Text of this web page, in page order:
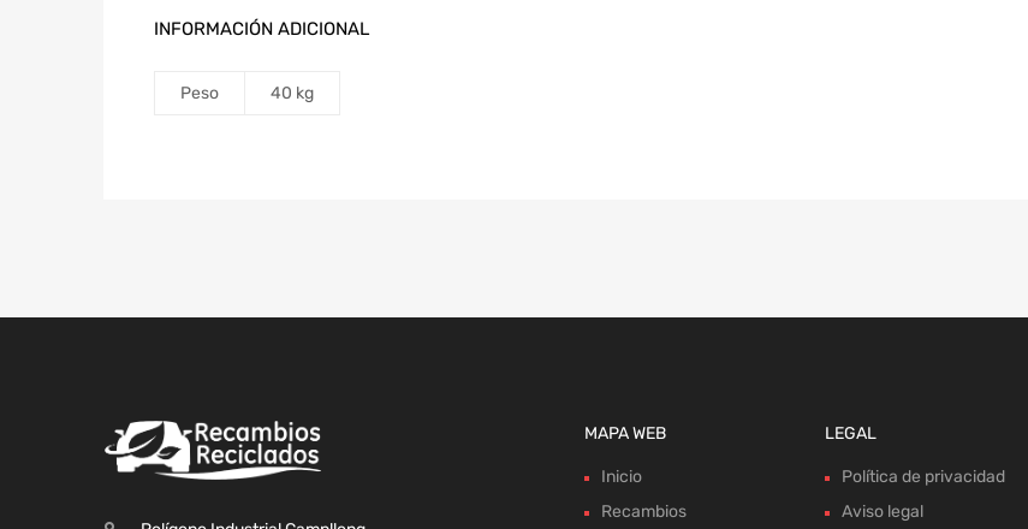
INFORMACIÓN ADICIONAL
Peso 40 kg
MAPA WEB
Inicio
Recambios
LEGAL
Política de privacidad
Aviso legal